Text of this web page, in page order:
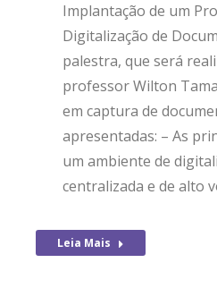
Implantação de um
Digitalização de
palestra, que será
professor Wilton
em captura de
apresentadas: – As
um ambiente de
centralizada e de alto
Leia Mais